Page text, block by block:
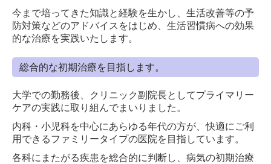
今まで培ってきた知識と経験を生かし、生活改善等の予
防対策などのアドバイスをはじめ、生活習慣病への効果
的な治療を実践いたします。
総合的な初期治療を目指します。
大学での勤務後、クリニック副院長としてプライマリー
ケアの実践に取り組んでまいりました。
内科・小児科を中心にあらゆる年代の方が、快適にご利
用できるファミリータイプの医院を目指しています。
各科にまたがる疾患を総合的に判断し、病気の初期治療